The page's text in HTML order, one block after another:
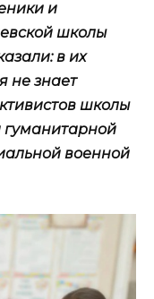
и
школы
в их
не знает
школы
гуманитарной
военной